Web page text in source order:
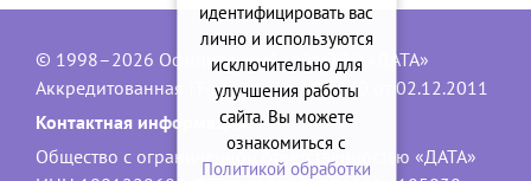
© 1998–2026 Официальный сайт ООО «ДАТА»
Аккредитованная IT-компания, № 1840 от 02.12.2011
Контактная информация:
Общество с ограниченной ответственностью «ДАТА»
идентифицировать вас
лично и используются
исключительно для
улучшения работы
сайта. Вы можете
ознакомиться с
Политикой обработки